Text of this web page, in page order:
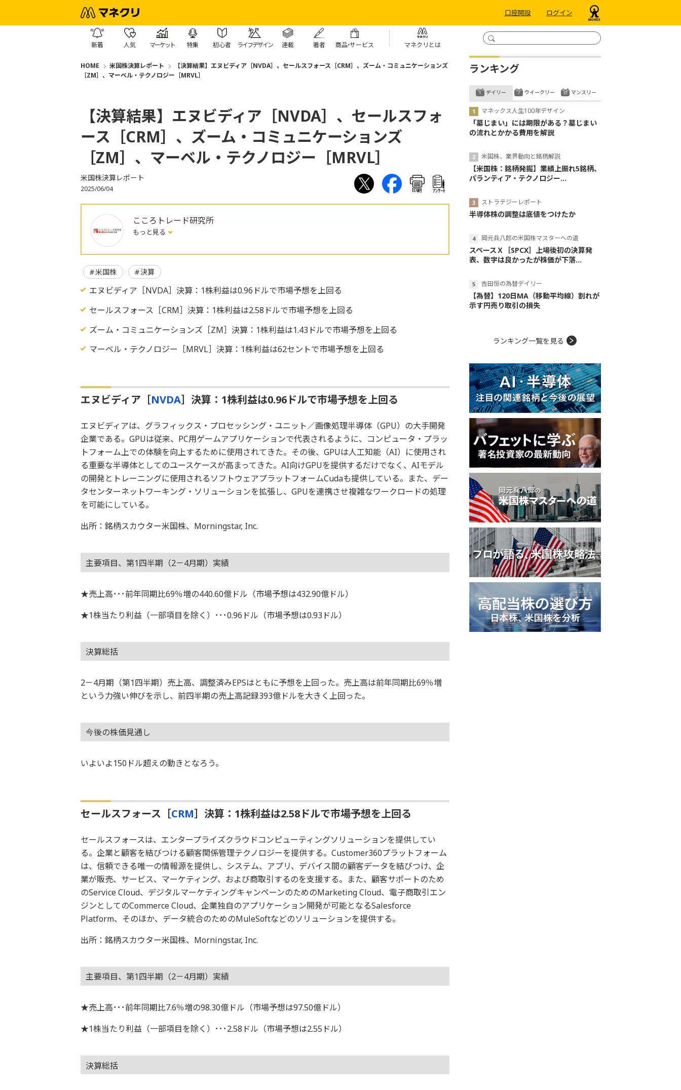
口座開設 ログイン
新着 人気 マーケット 特集 初心者 ライフデザイン 連載 著者 商品・サービス マネクリとは
HOME 米国株決算レポート
【決算結果】エヌビディア［NVDA］、セールスフォース［CRM］、ズーム・コミュニケーションズ
［ZM］、マーベル・テクノロジー［MRVL］
【決算結果】エヌビディア［NVDA］、セールスフォ
ース［CRM］、ズーム・コミュニケーションズ
［ZM］、マーベル・テクノロジー［MRVL］
米国株決算レポート
2025/06/04 印刷 ｱﾝｹｰﾄ
こころトレード研究所
もっと見る
米国株 決算
エヌビディア［NVDA］決算：1株利益は0.96ドルで市場予想を上回る
セールスフォース［CRM］決算：1株利益は2.58ドルで市場予想を上回る
ズーム・コミュニケーションズ［ZM］決算：1株利益は1.43ドルで市場予想を上回る
マーベル・テクノロジー［MRVL］決算：1株利益は62セントで市場予想を上回る
エヌビディア［NVDA］決算：1株利益は0.96ドルで市場予想を上回る
エヌビディアは、グラフィックス・プロセッシング・ユニット／画像処理半導体（GPU）の大手開発
企業である。GPUは従来、PC用ゲームアプリケーションで代表されるように、コンピュータ・プラッ
トフォーム上での体験を向上するために使用されてきた。その後、GPUは人工知能（AI）に使用され
る重要な半導体としてのユースケースが高まってきた。AI向けGPUを提供するだけでなく、AIモデル
の開発とトレーニングに使用されるソフトウェアプラットフォームCudaも提供している。また、デー
タセンターネットワーキング・ソリューションを拡張し、GPUを連携させ複雑なワークロードの処理
を可能にしている。
出所：銘柄スカウター米国株、Morningstar, Inc.
主要項目、第1四半期（2－4月期）実績
★売上高･･･前年同期比69％増の440.60億ドル（市場予想は432.90億ドル）
★1株当たり利益（一部項目を除く）･･･0.96ドル（市場予想は0.93ドル）
決算総括
2－4月期（第1四半期）売上高、調整済みEPSはともに予想を上回った。売上高は前年同期比69％増
という力強い伸びを示し、前四半期の売上高記録393億ドルを大きく上回った。
今後の株価見通し
いよいよ150ドル超えの動きとなろう。
セールスフォース［CRM］決算：1株利益は2.58ドルで市場予想を上回る
セールスフォースは、エンタープライズクラウドコンピューティングソリューションを提供してい
る。企業と顧客を結びつける顧客関係管理テクノロジーを提供する。Customer360プラットフォーム
は、信頼できる唯一の情報源を提供し、システム、アプリ、デバイス間の顧客データを結びつけ、企
業が販売、サービス、マーケティング、および商取引するのを支援する。また、顧客サポートのため
のService Cloud、デジタルマーケティングキャンペーンのためのMarketing Cloud、電子商取引エン
ジンとしてのCommerce Cloud、企業独自のアプリケーション開発が可能となるSalesforce
Platform、そのほか、データ統合のためのMuleSoftなどのソリューションを提供する。
出所：銘柄スカウター米国株、Morningstar, Inc.
主要項目、第1四半期（2－4月期）実績
★売上高･･･前年同期比7.6％増の98.30億ドル（市場予想は97.50億ドル）
★1株当たり利益（一部項目を除く）･･･2.58ドル（市場予想は2.55ドル）
決算総括
ランキング
デイリー
マネックス人生100年デザイン
「墓じまい」には期限がある？墓じまい
の流れとかかる費用を解説
米国株、業界動向と銘柄解説
【米国株：銘柄発掘】業績上振れ5銘柄、
パランティア・テクノロジー...
ストラテジーレポート
半導体株の調整は底値をつけたか
岡元兵八郎の米国株マスターへの道
スペースＸ［SPCX］上場後初の決算発
表、数字は良かったが株価が下落...
吉田恒の為替デイリー
【為替】120日MA（移動平均線）割れが
示す円売り取引の損失
ウイークリー マンスリー
ランキング一覧を見る